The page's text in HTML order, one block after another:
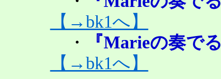
【→bk1へ】
・
『Marieの奏で
【→bk1へ】